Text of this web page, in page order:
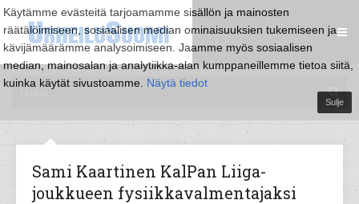
Käytämme evästeitä tarjoamamme sisällön ja mainosten
räätälöimiseen, sosiaalisen median ominaisuuksien tukemiseen ja
kävijämäärämme analysoimiseen. Jaamme myös sosiaalisen
median, mainosalan ja analytiikka-alan kumppaneillemme tietoa siitä,
kuinka käytät sivustoamme. Näytä tiedot
Sulje
Sami Kaartinen KalPan Liiga-
joukkueen fysiikkavalmentajaksi